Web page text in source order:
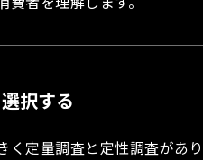
択する
く定量調査と定性調査があ